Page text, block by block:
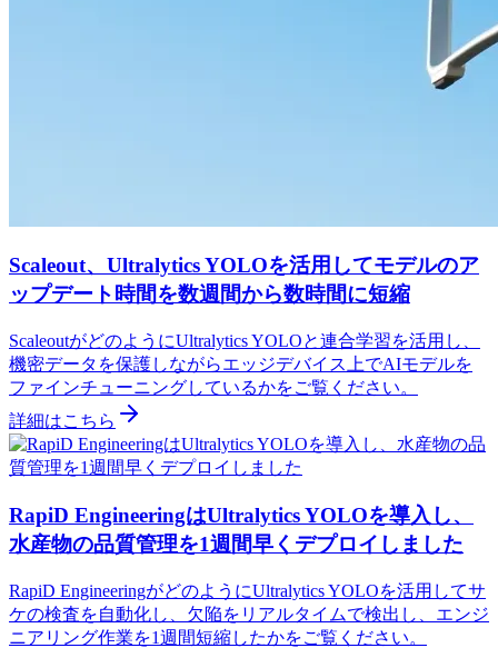
Scaleout、Ultralytics YOLOを活用してモデルのア
ップデート時間を数週間から数時間に短縮
ScaleoutがどのようにUltralytics YOLOと連合学習を活用し、
機密データを保護しながらエッジデバイス上でAIモデルを
ファインチューニングしているかをご覧ください。
詳細はこちら
RapiD EngineeringはUltralytics YOLOを導入し、
水産物の品質管理を1週間早くデプロイしました
RapiD EngineeringがどのようにUltralytics YOLOを活用してサ
ケの検査を自動化し、欠陥をリアルタイムで検出し、エンジ
ニアリング作業を1週間短縮したかをご覧ください。